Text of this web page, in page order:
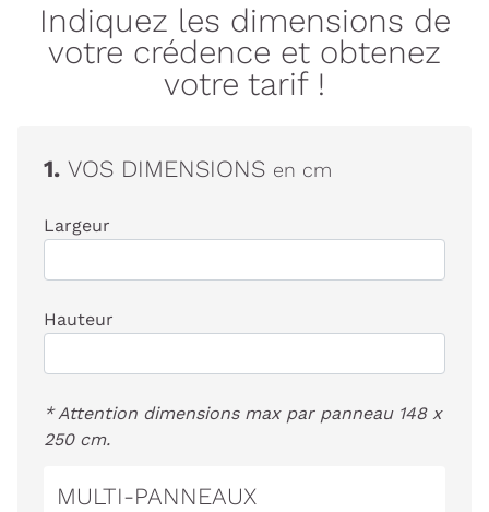
Indiquez les dimensions de
votre crédence et obtenez
votre tarif !
1. VOS DIMENSIONS en cm
Largeur
Hauteur
* Attention dimensions max par panneau 148 x
250 cm.
MULTI-PANNEAUX